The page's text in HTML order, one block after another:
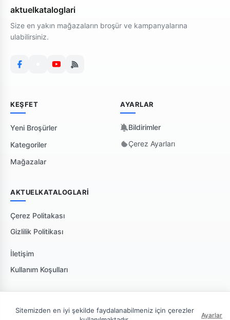
aktuelkataloglari
Size en yakın mağazaların broşür ve kampanyalarına
ulabilirsiniz.
KEŞFET
Yeni Broşürler
Kategoriler
Mağazalar
AYARLAR
Bildirimler
Çerez Ayarları
AKTUELKATALOGLARI
Çerez Politakası
Gizlilik Politikası
İletişim
Kullanım Koşulları
Sitemizden en iyi şekilde faydalanabilmeniz için çerezler
Ayarlar